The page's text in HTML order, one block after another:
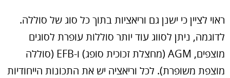
ראוי לציין כי ישנן גם וריאציות בתוך כל סוג של סוללה.
לדוגמה, ניתן לסווג עוד יותר סוללות עופרת לסוגים
מוצפים, AGM (מחצלת זכוכית סופג) ו-EFB (סוללה
מוצפת משופרת). לכל וריאציה יש את התכונות הייחודיות